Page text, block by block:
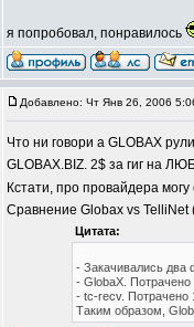
я попробовал, понравилось
Добавлено: Чт Янв 26, 2006
Что ни говори а GLOBAX
GLOBAX.BIZ. 2$ за гиг на
Кстати, про провайдера
Сравнение Globax vs TelliNet
Цитата:
- Закачивались два
- GlobaX.
- tc-recv. Потрачено
Таким образом,